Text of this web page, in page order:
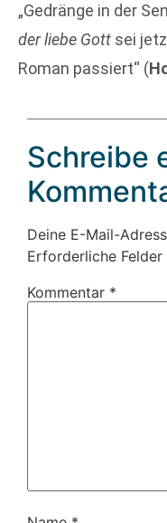
„Gedränge in der
der liebe Gott sei
Roman passiert“ (
Schreibe
Deine E-Mail-
Erforderliche
Kommentar *